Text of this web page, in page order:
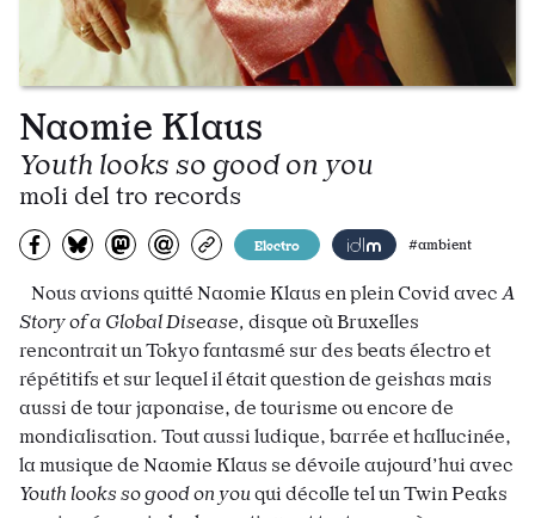
Naomie Klaus
Youth looks so good on you
moli del tro records
Partagez sur Facebook
Partager sur Bluesky
Partager sur Mastodon
Partagez par e-mail
Copiez l’url
Electro #ambient
Nous avions quitté Naomie Klaus en plein Covid avec A
Story of a Global Disease, disque où Bruxelles
rencontrait un Tokyo fantasmé sur des beats électro et
répétitifs et sur lequel il était question de geishas mais
aussi de tour japonaise, de tourisme ou encore de
mondialisation. Tout aussi ludique, barrée et hallucinée,
la musique de Naomie Klaus se dévoile aujourd’hui avec
Youth looks so good on youqui décolle tel un Twin Peaks